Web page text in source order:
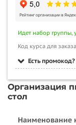
Идет набор группы,
Код курса для
Есть промокод?
Организация
стол
Наименование